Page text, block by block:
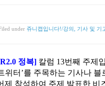
under 쥬니캡입니다!/강의, 기사 및 기
정복] 칼럼 13번째 주제
위터 ’를 주목하는 기사나 블
제 참석하여 주제 발표한 비